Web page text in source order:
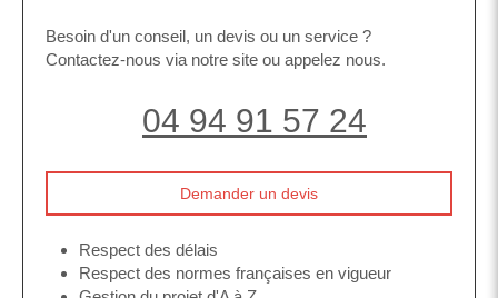
Besoin d'un conseil, un devis ou un service ?
Contactez-nous via notre site ou appelez nous.
04 94 91 57 24
Demander un devis
Respect des délais
Respect des normes françaises en vigueur